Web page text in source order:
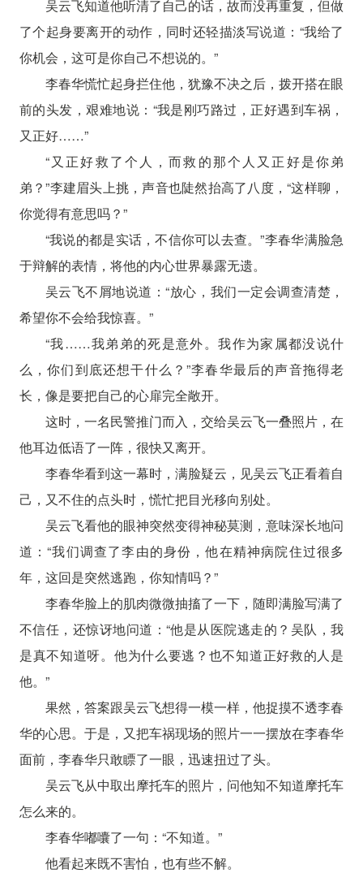
吴云飞知道他听清了自己的话，故而没再重复，但做
了个起身要离开的动作，同时还轻描淡写说道：“我给了
你机会，这可是你自己不想说的。”
李春华慌忙起身拦住他，犹豫不决之后，拨开搭在眼
前的头发，艰难地说：“我是刚巧路过，正好遇到车祸，
又正好……”
“又正好救了个人，而救的那个人又正好是你弟
弟？”李建眉头上挑，声音也陡然抬高了八度，“这样聊，
你觉得有意思吗？”
“我说的都是实话，不信你可以去查。”李春华满脸急
于辩解的表情，将他的内心世界暴露无遗。
吴云飞不屑地说道：“放心，我们一定会调查清楚，
希望你不会给我惊喜。”
“我……我弟弟的死是意外。我作为家属都没说什
么，你们到底还想干什么？”李春华最后的声音拖得老
长，像是要把自己的心扉完全敞开。
这时，一名民警推门而入，交给吴云飞一叠照片，在
他耳边低语了一阵，很快又离开。
李春华看到这一幕时，满脸疑云，见吴云飞正看着自
己，又不住的点头时，慌忙把目光移向别处。
吴云飞看他的眼神突然变得神秘莫测，意味深长地问
道：“我们调查了李由的身份，他在精神病院住过很多
年，这回是突然逃跑，你知情吗？”
李春华脸上的肌肉微微抽搐了一下，随即满脸写满了
不信任，还惊讶地问道：“他是从医院逃走的？吴队，我
是真不知道呀。他为什么要逃？也不知道正好救的人是
他。”
果然，答案跟吴云飞想得一模一样，他捉摸不透李春
华的心思。于是，又把车祸现场的照片一一摆放在李春华
面前，李春华只敢瞟了一眼，迅速扭过了头。
吴云飞从中取出摩托车的照片，问他知不知道摩托车
怎么来的。
李春华嘟囔了一句：“不知道。”
他看起来既不害怕，也有些不解。